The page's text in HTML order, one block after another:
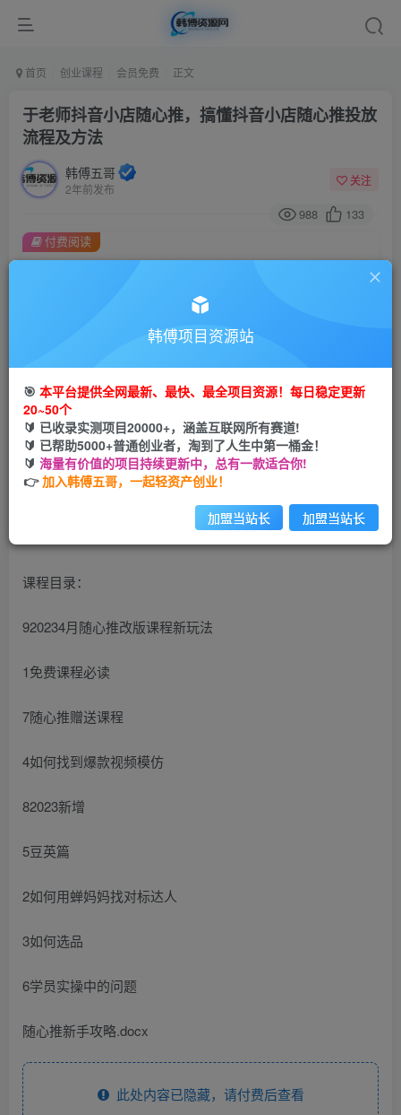
首页 创业课程 会员免费 正文
于老师抖音小店随心推，搞懂抖音小店随心推投放
流程及方法
韩傅五哥
2年前发布
关注
988 133
金币9.9金币99
立即购买
您当前未登录！建议登陆后购买，可保存购买订单
付费阅读
课程目录：
920234月随心推改版课程新玩法
1免费课程必读
7随心推赠送课程
4如何找到爆款视频模仿
82023新增
5豆英篇
2如何用蝉妈妈找对标达人
3如何选品
6学员实操中的问题
随心推新手攻略.docx
此处内容已隐藏，请付费后查看
韩傅项目资源站
🎯 本平台提供全网最新、最快、最全项目资源！每日稳定更新
20~50个
🔰 已收录实测项目20000+，涵盖互联网所有赛道!
🔰 已帮助5000+普通创业者，淘到了人生中第一桶金！
🔰 海量有价值的项目持续更新中，总有一款适合你!
👉加入韩傅五哥，一起轻资产创业！
加盟当站长 加盟当站长